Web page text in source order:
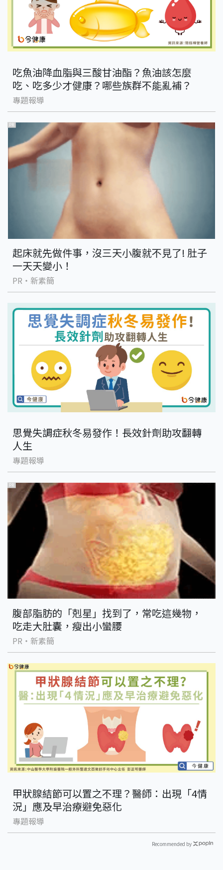
吃魚油降血脂與三酸甘油酯？魚油該怎麼
吃、吃多少才健康？哪些族群不能亂補？
專題報導
PR
起床就先做件事，沒三天小腹就不見了! 肚子
一天天變小！
PR・新素簡
思覺失調症秋冬易發作！長效針劑助攻翻轉
人生
專題報導
PR
腹部脂肪的「剋星」找到了，常吃這幾物，
吃走大肚囊，瘦出小蠻腰
PR・新素簡
甲狀腺結節可以置之不理？醫師：出現「4情
況」應及早治療避免惡化
專題報導
Recommended by